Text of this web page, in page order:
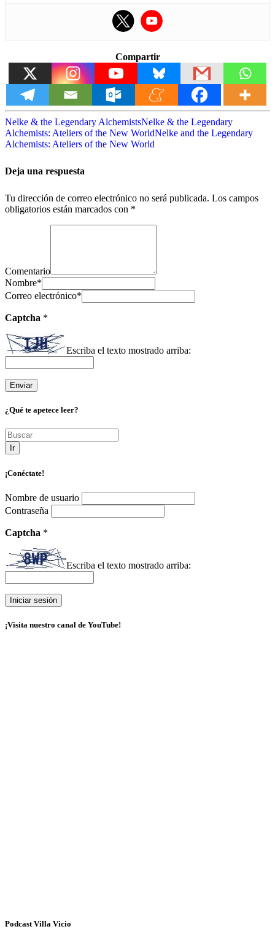
Compartir
Nelke & the Legendary AlchemistsNelke & the Legendary
Alchemists: Ateliers of the New WorldNelke and the Legendary
Alchemists: Ateliers of the New World
Deja una respuesta
Tu dirección de correo electrónico no será publicada. Los campos
obligatorios están marcados con *
Comentario
Nombre*
Correo electrónico*
Captcha *
Escriba el texto mostrado arriba:
¿Qué te apetece leer?
Ir
¡Conéctate!
Nombre de usuario
Contraseña
Captcha *
Escriba el texto mostrado arriba:
¡Visita nuestro canal de YouTube!
Podcast Villa Vicio